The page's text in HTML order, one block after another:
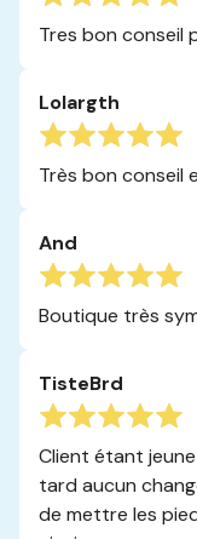
Tres bon conseil
Lolargth
Très bon conseil
And
Boutique très
TisteBrd
Client étant
tard aucun
de mettre les